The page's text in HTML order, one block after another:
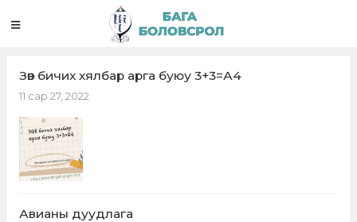
Зөв бичих хялбар арга буюу 3+3=А4
11 сар 27, 2022
Авианы дуудлага